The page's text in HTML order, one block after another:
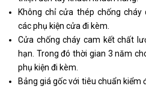
Không chỉ cửa thép chống
các phụ kiện cửa đi kèm.
Cửa chống cháy cam kết chất
hạn. Trong đó thời gian 3 năm
phụ kiện đi kèm.
Bảng giá gốc với tiêu chuẩn